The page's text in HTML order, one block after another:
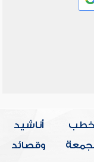
خطب
أناشيد
وقصائد